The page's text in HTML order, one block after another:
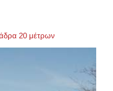
20 μέτρων